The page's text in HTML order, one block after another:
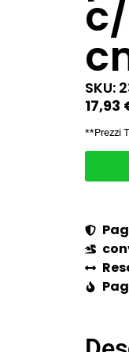
SKU:
17,93
**Prezzi